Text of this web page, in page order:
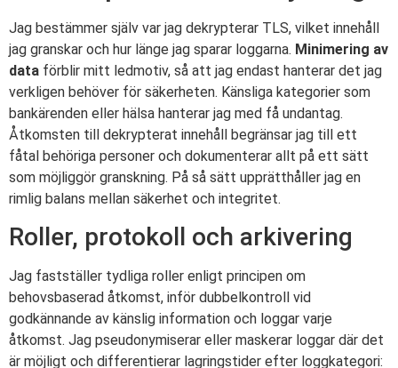
Jag bestämmer själv var jag dekrypterar TLS, vilket innehåll
jag granskar och hur länge jag sparar loggarna. Minimering av
data förblir mitt ledmotiv, så att jag endast hanterar det jag
verkligen behöver för säkerheten. Känsliga kategorier som
bankärenden eller hälsa hanterar jag med få undantag.
Åtkomsten till dekrypterat innehåll begränsar jag till ett
fåtal behöriga personer och dokumenterar allt på ett sätt
som möjliggör granskning. På så sätt upprätthåller jag en
rimlig balans mellan säkerhet och integritet.
Roller, protokoll och arkivering
Jag fastställer tydliga roller enligt principen om
behovsbaserad åtkomst, inför dubbelkontroll vid
godkännande av känslig information och loggar varje
åtkomst. Jag pseudonymiserar eller maskerar loggar där det
är möjligt och differentierar lagringstider efter loggkategori: